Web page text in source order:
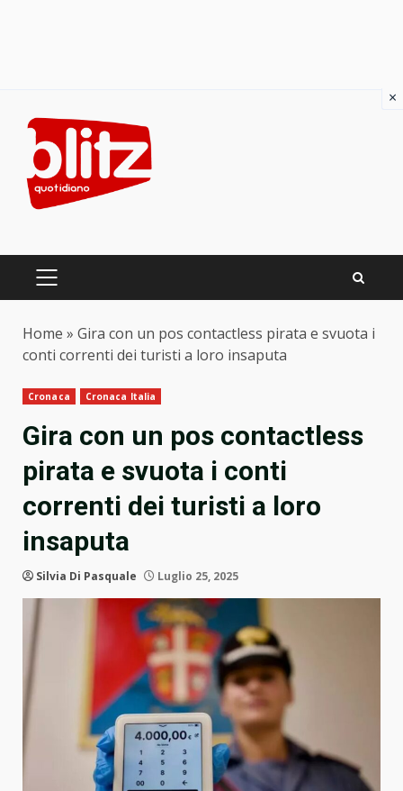
content
PRIMARY
Home » Gira con un pos contactless pirata e svuota i
conti correnti dei turisti a loro insaputa
Cronaca Cronaca Italia
Gira con un pos contactless
pirata e svuota i conti
correnti dei turisti a loro
insaputa
Silvia Di Pasquale Luglio 25, 2025
×